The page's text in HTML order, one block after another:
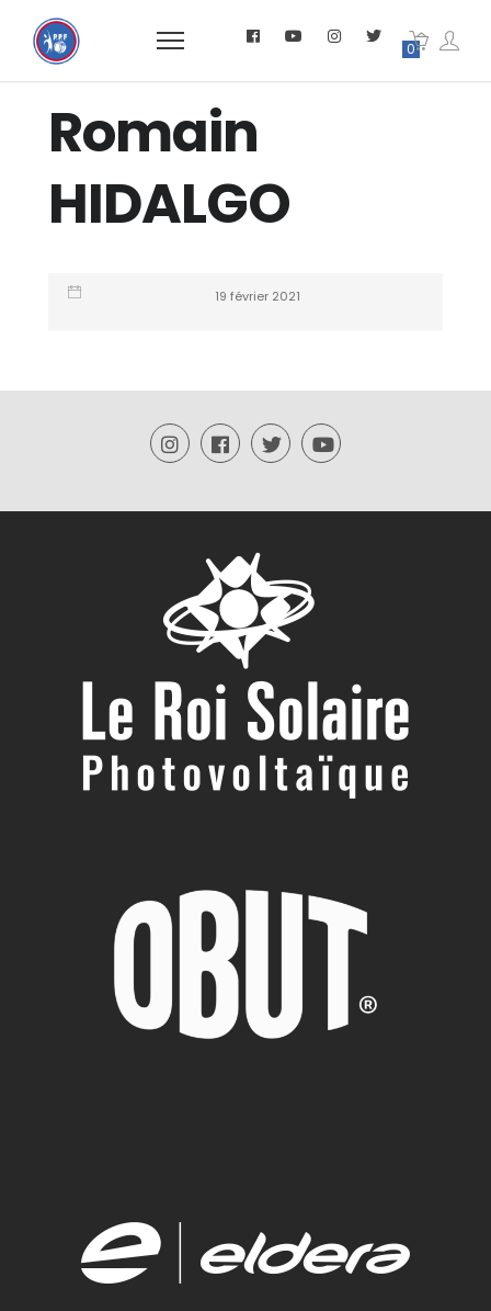
0
Romain
HIDALGO
19 février 2021